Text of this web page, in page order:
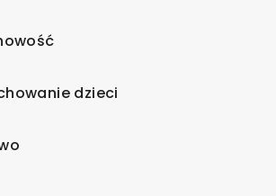
dzieci